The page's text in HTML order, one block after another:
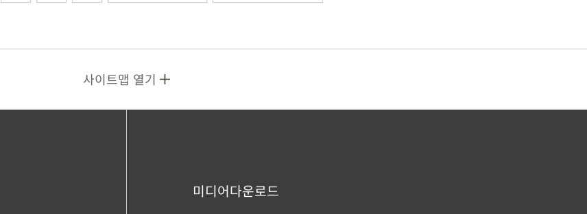
사이트맵 열기
미디어다운로드